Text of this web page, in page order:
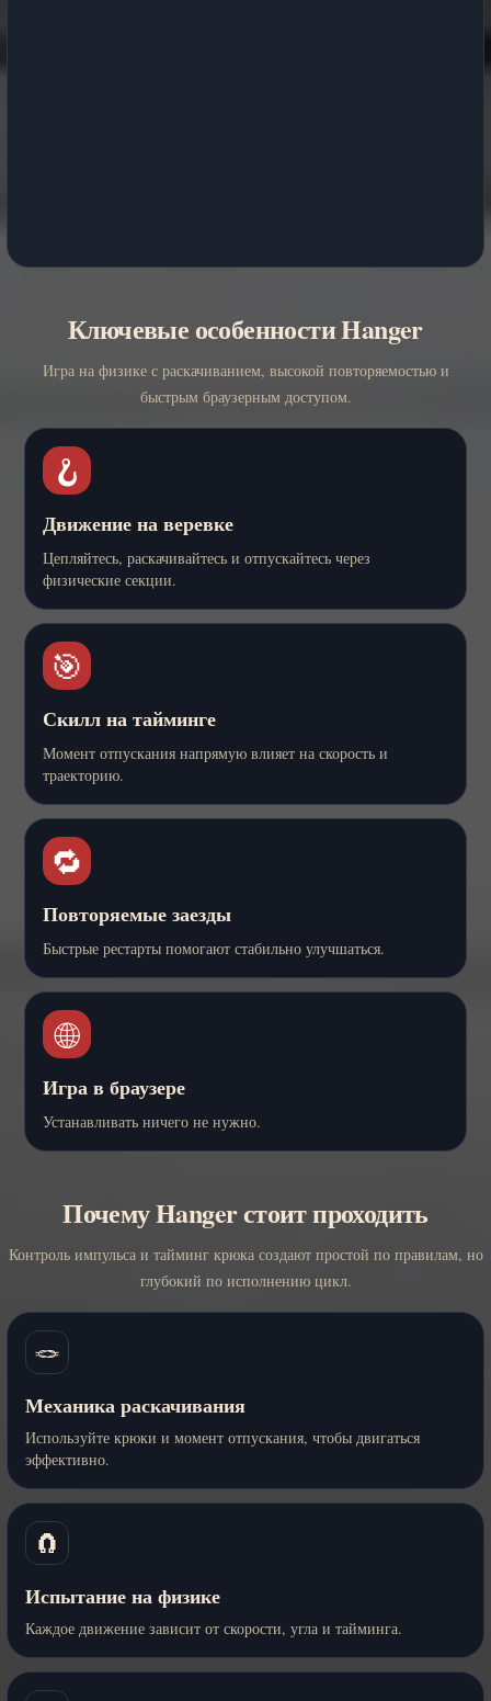
Ключевые особенности Hanger
Игра на физике с раскачиванием, высокой повторяемостью и
быстрым браузерным доступом.
🪝
Движение на веревке
Цепляйтесь, раскачивайтесь и отпускайтесь через
физические секции.
🎯
Скилл на тайминге
Момент отпускания напрямую влияет на скорость и
траекторию.
🔁
Повторяемые заезды
Быстрые рестарты помогают стабильно улучшаться.
🌐
Игра в браузере
Устанавливать ничего не нужно.
Почему Hanger стоит проходить
Контроль импульса и тайминг крюка создают простой по правилам, но
глубокий по исполнению цикл.
🪢
Механика раскачивания
Используйте крюки и момент отпускания, чтобы двигаться
эффективно.
🧲
Испытание на физике
Каждое движение зависит от скорости, угла и тайминга.